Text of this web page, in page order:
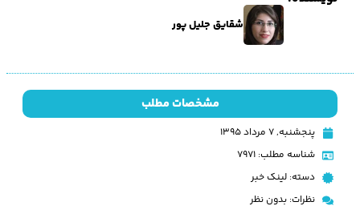
شقایق جلیل پور
مشخصات مطلب
پنجشنبه, ۷ مرداد ۱۳۹۵
شناسه مطلب: 7971
دسته: لینک خبر
نظرات: بدون نظر